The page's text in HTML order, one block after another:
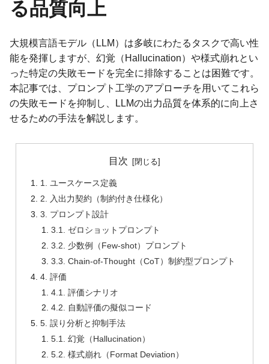
る品質向上
大規模言語モデル（LLM）は多岐にわたるタスクで高い性
能を発揮しますが、幻覚（Hallucination）や様式崩れとい
った特定の失敗モードを完全に排除することは困難です。
本記事では、プロンプト工学のアプローチを用いてこれら
の失敗モードを抑制し、LLMの出力品質を体系的に向上さ
せるための手法を解説します。
目次
1. ユースケース定義
2. 入出力契約（制約付き仕様化）
3. プロンプト設計
3.1. ゼロショットプロンプト
3.2. 少数例（Few-shot）プロンプト
3.3. Chain-of-Thought（CoT）制約型プロンプト
4. 評価
4.1. 評価シナリオ
4.2. 自動評価の擬似コード
5. 誤り分析と抑制手法
5.1. 幻覚（Hallucination）
5.2. 様式崩れ（Format Deviation）